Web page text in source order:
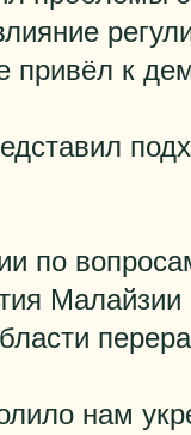
привёл к
по
Малайзии
нам